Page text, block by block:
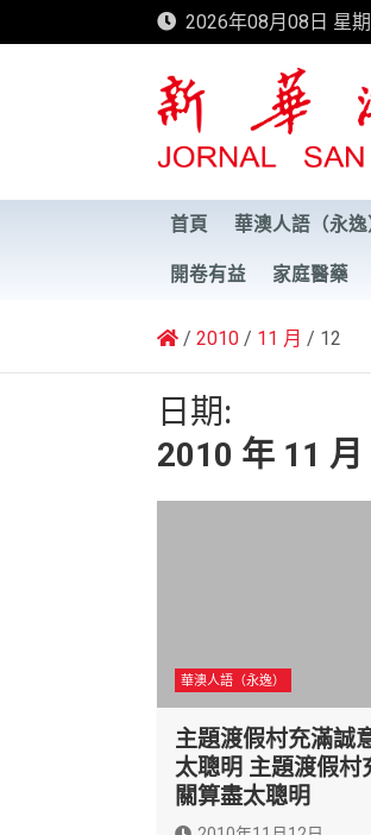
to
2026年08月08日 星
新華澳報
首頁 華澳人語（永逸
開卷有益 家庭醫藥
2010 11 月 12
日期:
2010 年 11 月
華澳人語（永逸）
主題渡假村充滿誠
太聰明 主題渡假村
關算盡太聰明